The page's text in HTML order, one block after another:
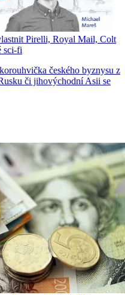
Pirelli, Royal Mail, Colt
sci-fi
českého byznysu z
či jihovýchodní Asii se